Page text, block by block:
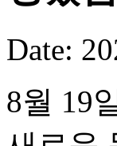
Date:
8월 19